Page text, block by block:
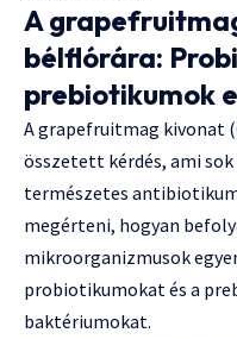
A
bélflórára:
prebiotikumok
A grapefruitmag kivonat
összetett kérdés, ami
természetes
megérteni, hogyan
mikroorganizmusok
probiotikumokat és a
baktériumokat.